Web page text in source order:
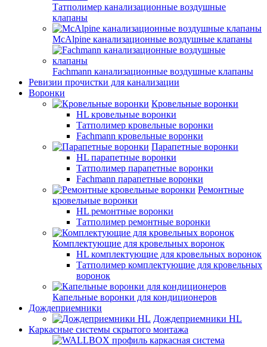
Татполимер канализационные воздушные
клапаны
McAlpine канализационные воздушные клапаны
Fachmann канализационные воздушные клапаны
Ревизии прочистки для канализации
Воронки
Кровельные воронки
HL кровельные воронки
Татполимер кровельные воронки
Fachmann кровельные воронки
Парапетные воронки
HL парапетные воронки
Татполимер парапетные воронки
Fachmann парапетные воронки
Ремонтные
кровельные воронки
HL ремонтные воронки
Татполимер ремонтные воронки
Комплектующие для кровельных воронок
HL комплектующие для кровельных воронок
Татполимер комплектующие для кровельных
воронок
Капельные воронки для кондиционеров
Дождеприемники
Дождеприемники HL
Каркасные системы скрытого монтажа